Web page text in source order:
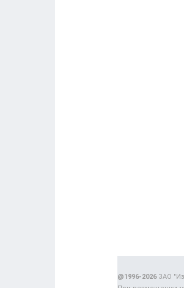
@1996-2026ЗАО